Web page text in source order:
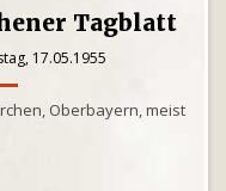
Tagblatt
17.05.1955
Oberbayern, meist